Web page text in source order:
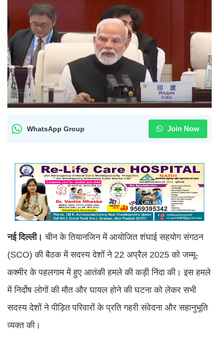
WhatsApp Group Join Now
नई दिल्ली। चीन के तियानजिन में आयोजित शंघाई सहयोग संगठन
(SCO) की बैठक में सदस्य देशों ने 22 अप्रैल 2025 को जम्मू-
कश्मीर के पहलगाम में हुए आतंकी हमले की कड़ी निंदा की। इस हमले
में निर्दोष लोगों की मौत और घायल होने की घटना को लेकर सभी
सदस्य देशों ने पीड़ित परिवारों के प्रति गहरी संवेदना और सहानुभूति
व्यक्त की।